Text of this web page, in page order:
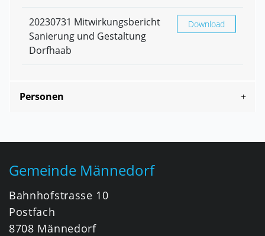
20230731 Mitwirkungsbericht
Sanierung und Gestaltung
Dorfhaab
20230731
Download
Personen
Gemeinde Männedorf
Bahnhofstrasse 10
Postfach
8708 Männedorf